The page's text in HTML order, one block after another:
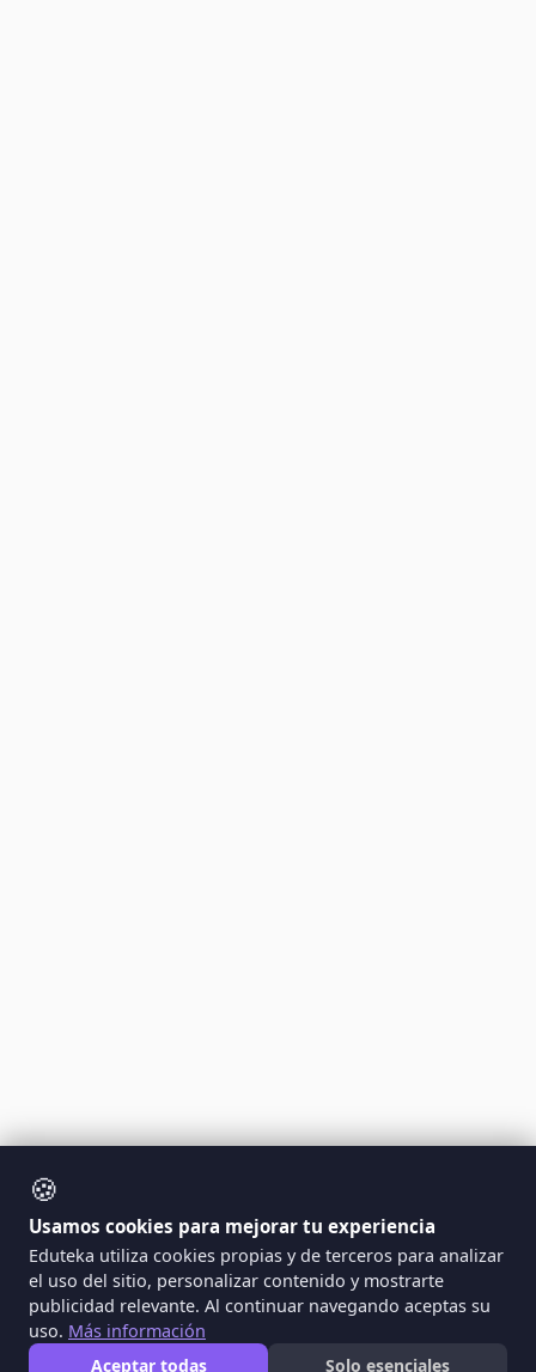
🍪
Usamos cookies para mejorar tu experiencia
Eduteka utiliza cookies propias y de terceros para analizar
el uso del sitio, personalizar contenido y mostrarte
publicidad relevante. Al continuar navegando aceptas su
uso. Más información
Aceptar todas
Solo esenciales